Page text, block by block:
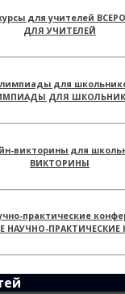
ДЛЯ УЧИТЕЛЕЙ
ДЛЯ
ВИКТОРИНЫ
НАУЧНО-